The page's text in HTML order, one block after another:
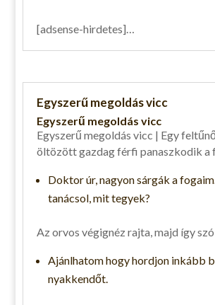
[adsense-hirdetes]…
Egyszerű megoldás vicc
Egyszerű megoldás vicc
Egyszerű megoldás vicc | Egy
öltözött gazdag férfi panaszkodik a
Doktor úr, nagyon sárgák a
tanácsol, mit tegyek?
Az orvos végignéz rajta, majd így
Ajánlhatom hogy hordjon inkább
nyakkendőt.